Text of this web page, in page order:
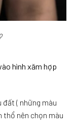
hình xăm hợp
đất ( những màu
thổ nên chọn màu